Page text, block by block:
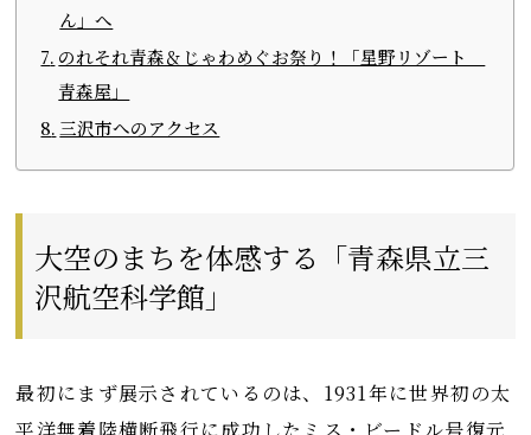
ん」へ
のれそれ青森＆じゃわめぐお祭り！「星野リゾート
青森屋」
三沢市へのアクセス
大空のまちを体感する「青森県立三
沢航空科学館」
最初にまず展示されているのは、1931年に世界初の太